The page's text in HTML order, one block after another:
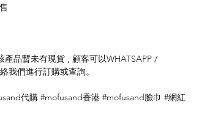
品暫未有現貨 , 顧客可以WHATSAPP /
我們進行訂購或查詢。
代購 #mofusand香港 #mofusand臉巾 #網紅